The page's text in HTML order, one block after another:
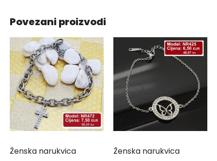
Povezani proizvodi
Ženska narukvica Ženska narukvica